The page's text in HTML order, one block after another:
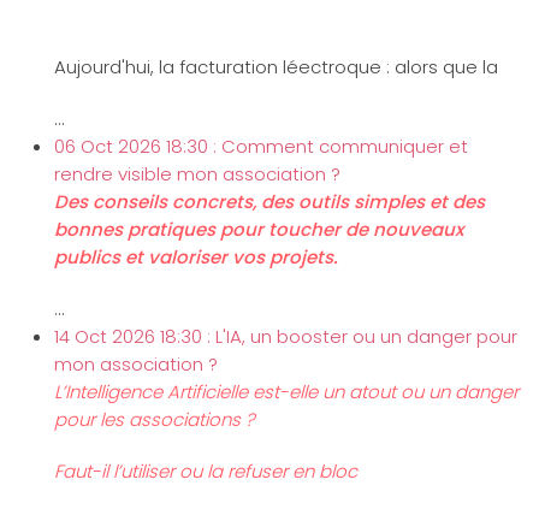
Aujourd'hui, la facturation léectroque : alors que la
...
06 Oct 2026 18:30 : Comment communiquer et
rendre visible mon association ?
Des conseils concrets, des outils simples et des
bonnes pratiques pour toucher de nouveaux
publics et valoriser vos projets.
...
14 Oct 2026 18:30 : L'IA, un booster ou un danger pour
mon association ?
L’Intelligence Artificielle est-elle un atout ou un danger
pour les associations ?
Faut-il l’utiliser ou la refuser en bloc